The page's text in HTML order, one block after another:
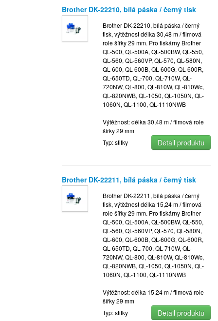
Brother DK-22210, bílá páska / černý tisk
Brother DK-22210, bílá páska / černý
tisk, výtěžnost délka 30,48 m / filmová
role šířky 29 mm. Pro tiskárny Brother
QL-500, QL-500A, QL-500BW, QL-550,
QL-560, QL-560VP, QL-570, QL-580N,
QL-600, QL-600B, QL-600G, QL-600R,
QL-650TD, QL-700, QL-710W, QL-
720NW, QL-800, QL-810W, QL-810Wc,
QL-820NWB, QL-1050, QL-1050N, QL-
1060N, QL-1100, QL-1110NWB
Výtěžnost: délka 30,48 m / filmová role
šířky 29 mm
Typ: stitky
Detail produktu
Brother DK-22211, bílá páska / černý tisk
Brother DK-22211, bílá páska / černý
tisk, výtěžnost délka 15,24 m / filmová
role šířky 29 mm. Pro tiskárny Brother
QL-500, QL-500A, QL-500BW, QL-550,
QL-560, QL-560VP, QL-570, QL-580N,
QL-600, QL-600B, QL-600G, QL-600R,
QL-650TD, QL-700, QL-710W, QL-
720NW, QL-800, QL-810W, QL-810Wc,
QL-820NWB, QL-1050, QL-1050N, QL-
1060N, QL-1100, QL-1110NWB
Výtěžnost: délka 15,24 m / filmová role
šířky 29 mm
Typ: stitky
Detail produktu